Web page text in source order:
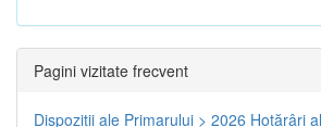
Pagini vizitate frecvent
Dispoziţii ale Primarului > 2026 Hotărâri